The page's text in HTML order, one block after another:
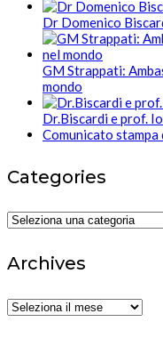
Dr Domenico
GM Strappati:
mondo
Dr.Biscardi e prof.
Comunicato
Categories
Categories
Archives
Archives